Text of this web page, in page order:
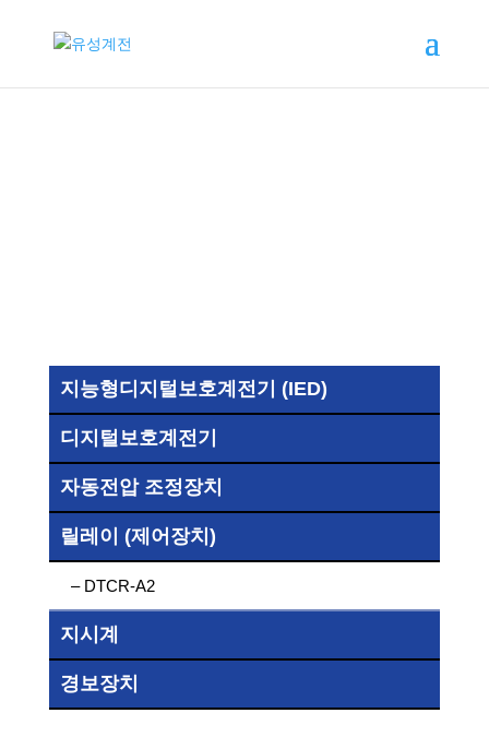
지능형디지털보호계전기 (IED)
디지털보호계전기
자동전압 조정장치
릴레이 (제어장치)
– DTCR-A2
지시계
경보장치